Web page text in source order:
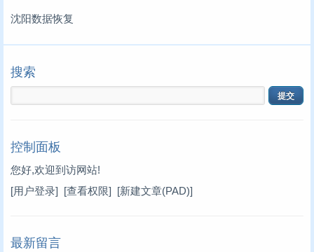
沈阳数据恢复
搜索
控制面板
您好,欢迎到访网站!
[用户登录] [查看权限] [新建文章(PAD)]
最新留言